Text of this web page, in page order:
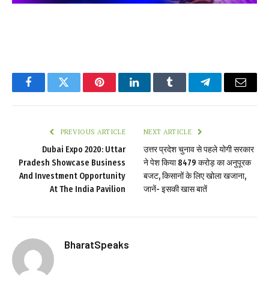
FacebookTwitter PinterestLinkedInTumblr TelegramEmail
PREVIOUS ARTICLE
Dubai Expo 2020: Uttar
Pradesh Showcase Business
And Investment Opportunity
At The India Pavilion
NEXT ARTICLE
उत्तर प्रदेश चुनाव से पहले योगी सरकार
ने पेश किया 8479 करोड़ का अनुपूरक
बजट, किसानों के लिए खोला खजाना,
जानें- इसकी खास बातें
BharatSpeaks